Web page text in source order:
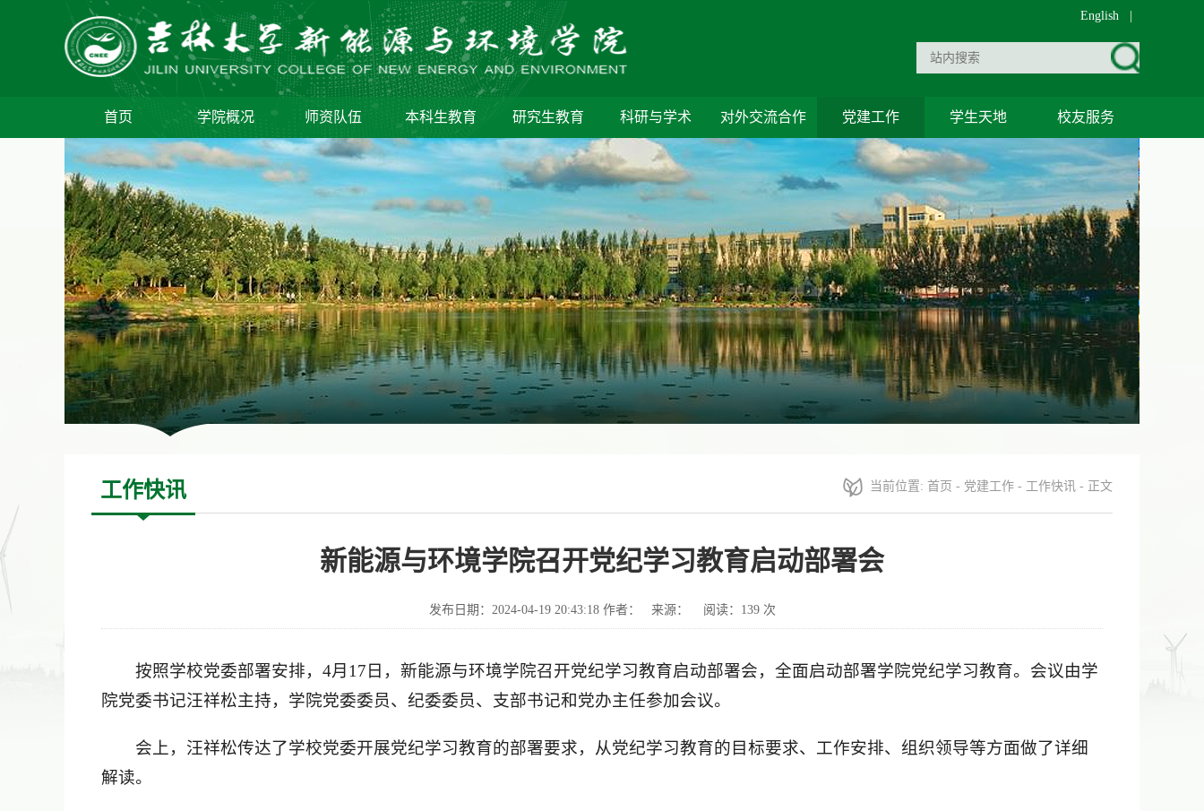
English
首页 学院概况 师资队伍 本科生教育 研究生教育 科研与学术 对外交流合作 党建工作 学生天地 校友服务
工作快讯 当前位置: 首页 - 党建工作 - 工作快讯 - 正文
新能源与环境学院召开党纪学习教育启动部署会
发布日期：2024-04-19 20:43:18 作者： 来源： 阅读： 139次
按照学校党委部署安排，4月17日，新能源与环境学院召开党纪学习教育启动部署会，全面启动部署学院党纪学习教育。会议由学
院党委书记汪祥松主持，学院党委委员、纪委委员、支部书记和党办主任参加会议。
会上，汪祥松传达了学校党委开展党纪学习教育的部署要求，从党纪学习教育的目标要求、工作安排、组织领导等方面做了详细
解读。